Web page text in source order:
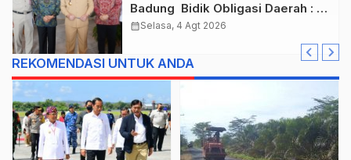
Badung Bidik Obligasi Daerah :
Gaspol Bangun Infrastruktur
calendar_monthSelasa, 4 Agt 2026
REKOMENDASI UNTUK ANDA